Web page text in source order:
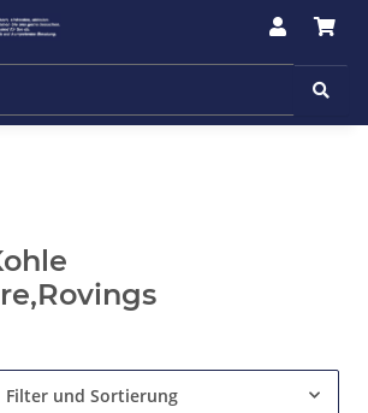
Filter und Sortierung